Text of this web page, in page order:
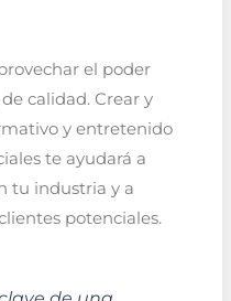
el poder
calidad. Crear y
y entretenido
te ayudará a
tu industria y a
potenciales.